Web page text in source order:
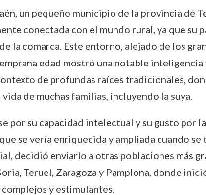
un pequeño municipio de la provincia de
conectada con el mundo rural, ya que su
la comarca. Este entorno, alejado de los
edad mostró una notable
de profundas raíces tradicionales,
de muchas familias, incluyendo la suya.
por su capacidad intelectual y su gusto por
se vería enriquecida y ampliada cuando se
decidió enviarlo a otras poblaciones más
Teruel, Zaragoza y Pamplona, donde
y estimulantes.